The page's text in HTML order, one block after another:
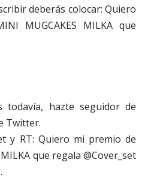
deberás colocar: Quiero
MUGCAKES MILKA que
todavía, hazte seguidor de
Twitter.
y RT: Quiero mi premio de
que regala @Cover_set